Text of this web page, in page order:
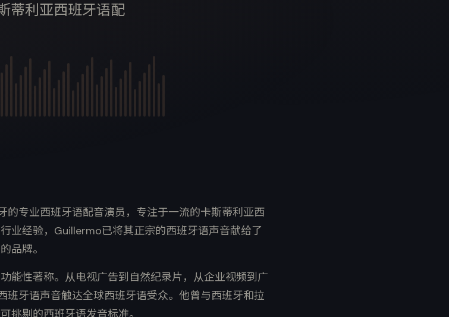
蒂利亚西班牙语配
的专业西班牙语配音演员，专注于一流的卡斯蒂利亚西
业经验，Guillermo已将其正宗的西班牙语声音献给了
品牌。
能性著称。从电视广告到自然纪录片，从企业视频到广
牙语声音触达全球西班牙语受众。他曾与西班牙和拉